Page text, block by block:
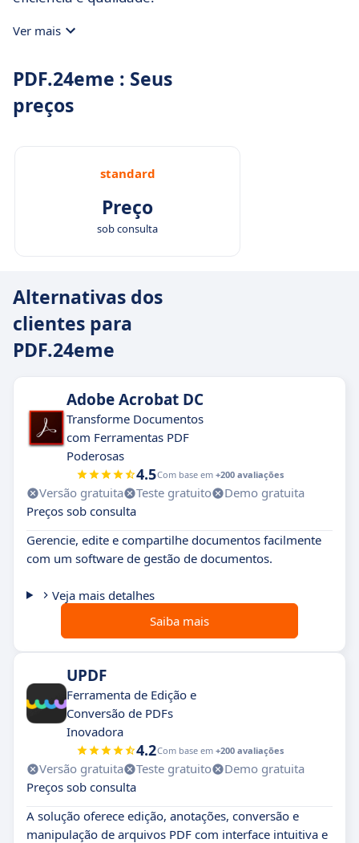
Ver mais
PDF.24eme : Seus
preços
standard
Preço
sob consulta
Alternativas dos
clientes para
PDF.24eme
Adobe Acrobat DC
Transforme Documentos
com Ferramentas PDF
Poderosas
4.5Com base em +200 avaliações
Versão gratuita Teste gratuito
Demo gratuita
Preços sob consulta
Gerencie, edite e compartilhe documentos facilmente
com um software de gestão de documentos.
Veja mais detalhes
Saiba mais
UPDF
Ferramenta de Edição e
Conversão de PDFs
Inovadora
4.2Com base em +200 avaliações
Versão gratuita Teste gratuito
Demo gratuita
Preços sob consulta
A solução oferece edição, anotações, conversão e
manipulação de arquivos PDF com interface intuitiva e